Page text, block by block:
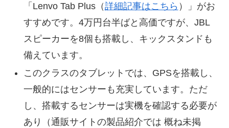
「Lenvo Tab Plus（詳細記事はこちら ）」がお
すすめです。4万円台半ばと高価ですが、JBL
スピーカーを8個も搭載し、キックスタンドも
備えています。
このクラスのタブレットでは、GPSを搭載し、
一般的にはセンサーも充実しています。ただ
し、搭載するセンサーは実機を確認する必要が
あり（通販サイトの製品紹介では 概ね未掲